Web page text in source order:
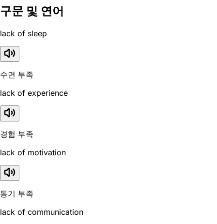
구문 및 연어
lack of sleep
수면 부족
lack of experience
경험 부족
lack of motivation
동기 부족
lack of communication